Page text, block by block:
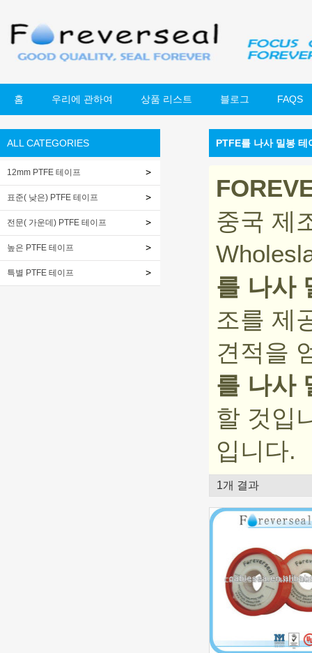
홈 우리에 관하여 상품 리스트 블로그 FAQS
ALL CATEGORIES
12mm PTFE 테이프
표준( 낮은) PTFE 테이프
전문( 가운데) PTFE 테이프
높은 PTFE 테이프
특별 PTFE 테이프
PTFE를 나사 밀봉 테
중국 제
를 나사
조를 제
견적을
를 나사
할 것입
입니다.
1개 결과